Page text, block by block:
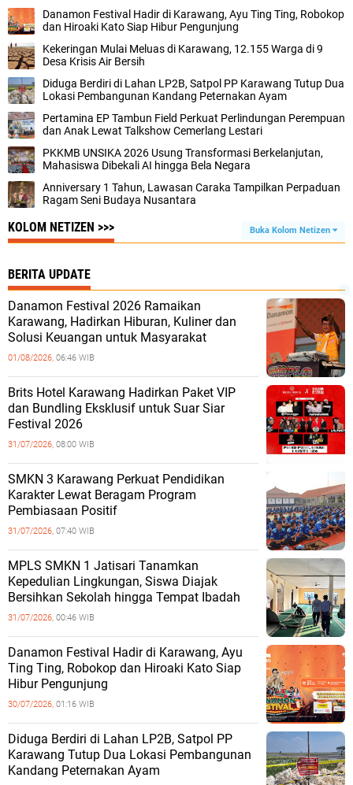
Danamon Festival Hadir di Karawang, Ayu Ting Ting, Robokop
dan Hiroaki Kato Siap Hibur Pengunjung
Kekeringan Mulai Meluas di Karawang, 12.155 Warga di 9
Desa Krisis Air Bersih
Diduga Berdiri di Lahan LP2B, Satpol PP Karawang Tutup Dua
Lokasi Pembangunan Kandang Peternakan Ayam
Pertamina EP Tambun Field Perkuat Perlindungan Perempuan
dan Anak Lewat Talkshow Cemerlang Lestari
PKKMB UNSIKA 2026 Usung Transformasi Berkelanjutan,
Mahasiswa Dibekali AI hingga Bela Negara
Anniversary 1 Tahun, Lawasan Caraka Tampilkan Perpaduan
Ragam Seni Budaya Nusantara
KOLOM NETIZEN >>> Buka Kolom Netizen
BERITA UPDATE
Danamon Festival 2026 Ramaikan
Karawang, Hadirkan Hiburan, Kuliner dan
Solusi Keuangan untuk Masyarakat
01/08/2026, 06:46 WIB
Brits Hotel Karawang Hadirkan Paket VIP
dan Bundling Eksklusif untuk Suar Siar
Festival 2026
31/07/2026, 08:00 WIB
SMKN 3 Karawang Perkuat Pendidikan
Karakter Lewat Beragam Program
Pembiasaan Positif
31/07/2026, 07:40 WIB
MPLS SMKN 1 Jatisari Tanamkan
Kepedulian Lingkungan, Siswa Diajak
Bersihkan Sekolah hingga Tempat Ibadah
31/07/2026, 00:46 WIB
Danamon Festival Hadir di Karawang, Ayu
Ting Ting, Robokop dan Hiroaki Kato Siap
Hibur Pengunjung
30/07/2026, 01:16 WIB
Diduga Berdiri di Lahan LP2B, Satpol PP
Karawang Tutup Dua Lokasi Pembangunan
Kandang Peternakan Ayam